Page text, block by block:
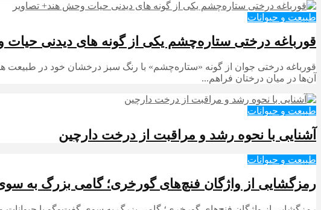
طبیعت و حیوانات
قورباغه درختی ستاره‌چشم یکی از گونه های دیدنی حیات
قورباغه درختی جوان از گونه «ستاره‌چشم» با رنگ سبز درخشان خود در طبیعت
آن‌ها در میان درختان فراهم...
طبیعت و حیوانات
آشنایی با نحوه رشد و مراقبت از درخت دارچین
طبیعت و حیوانات
رمزگشایی از واژگان فنچ‌های گورخری؛ گامی بزرگ به